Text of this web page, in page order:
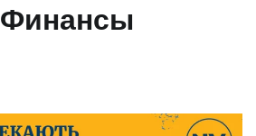
Финансы